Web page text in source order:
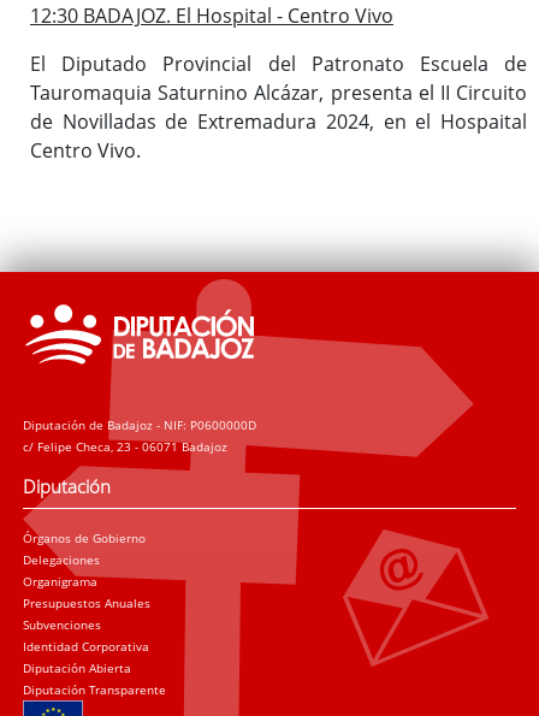
12:30 BADAJOZ. El Hospital - Centro Vivo
El Diputado Provincial del Patronato Escuela de
Tauromaquia Saturnino Alcázar, presenta el II Circuito
de Novilladas de Extremadura 2024, en el Hospaital
Centro Vivo.
Diputación de Badajoz - NIF: P0600000D
c/ Felipe Checa, 23 - 06071 Badajoz
Diputación
Órganos de Gobierno
Delegaciones
Organigrama
Presupuestos Anuales
Subvenciones
Identidad Corporativa
Diputación Abierta
Diputación Transparente